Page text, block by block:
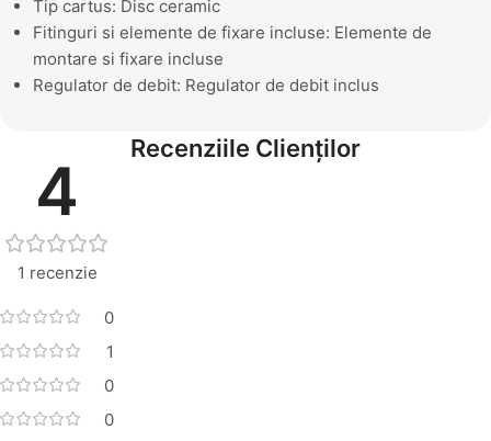
Tip cartus: Disc ceramic
Fitinguri si elemente de fixare incluse: Elemente de
montare si fixare incluse
Regulator de debit: Regulator de debit inclus
Recenziile Clienților
4
1 recenzie
0
1
0
0